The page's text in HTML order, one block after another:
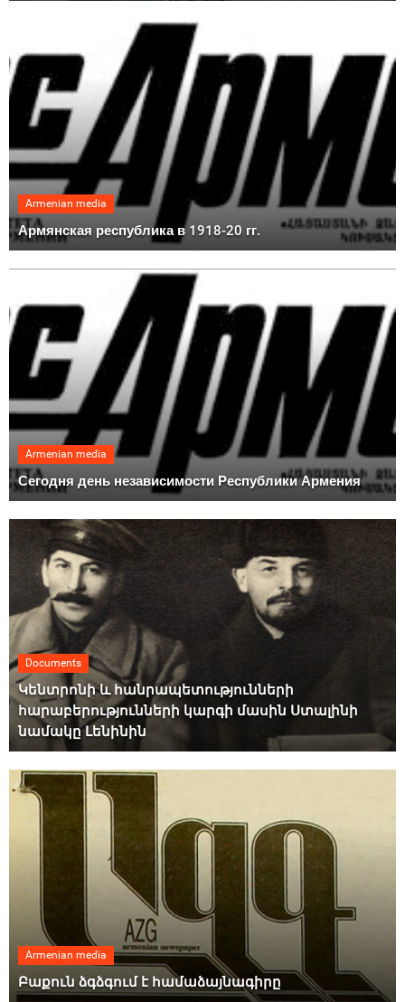
Armenian media
Армянская республика в 1918-20 гг.
Armenian media
Сегодня день независимости Республики Армения
Documents
Կենտրոնի և հանրապետությունների
հարաբերությունների կարգի մասին Ստալինի
նամակը Լենինին
Armenian media
Բաքուն ձգձգում է համաձայնագիրը